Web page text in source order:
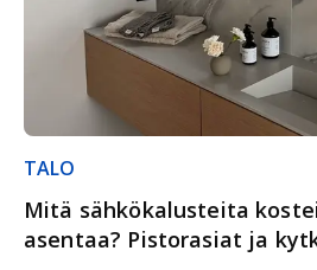
TALO
Mitä sähkökalusteita
asentaa? Pistorasiat ja